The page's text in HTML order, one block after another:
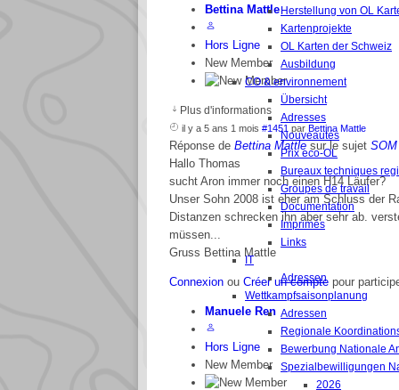
Herstellung von OL
Kartenprojekte
OL Karten der Schweiz
Ausbildung
CO & environnement
Übersicht
Adresses
Nouveautés
Prix eco-OL
Bureaux techniques
Groupes de travail
Documentation
Imprimés
Links
IT
Adressen
Wettkampfsaisonplanung
Adressen
Regionale
Bewerbung Nationale
Spezialbewilligungen
2026
Bettina Mattle
Hors Ligne
New Member
Plus d'informations
il y a 5 ans 1 mois #1451 par Bettina Mattle
Réponse de Bettina Mattle sur le sujet
Hallo Thomas
sucht Aron immer noch einen H14 Läufer?
Unser Sohn 2008 ist eher am Schluss der
Distanzen schrecken ihn aber sehr ab.
müssen...
Gruss Bettina Mattle
Connexion ou Créer un compte pour
Manuele Ren
Hors Ligne
New Member